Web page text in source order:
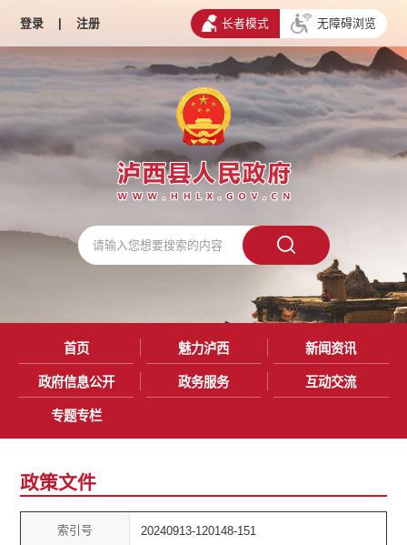
登录 | 注册 长者模式 无障碍浏览
首页 魅力泸西 新闻资讯
政府信息公开 政务服务 互动交流
专题专栏
政策文件
索引号 20240913-120148-151